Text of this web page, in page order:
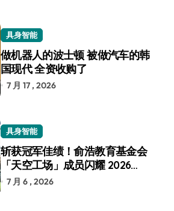
具身智能
做机器人的波士顿 被做汽车的韩
国现代 全资收购了
7 月 17 , 2026
具身智能
斩获冠军佳绩！俞浩教育基金会
「天空工场」成员闪耀 2026
RoboCup 机器人世界杯
7 月 6 , 2026